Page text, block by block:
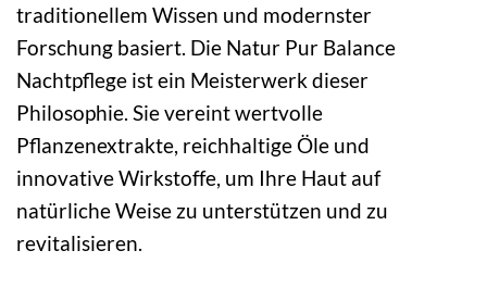
traditionellem Wissen und modernster
Forschung basiert. Die Natur Pur Balance
Nachtpflege ist ein Meisterwerk dieser
Philosophie. Sie vereint wertvolle
Pflanzenextrakte, reichhaltige Öle und
innovative Wirkstoffe, um Ihre Haut auf
natürliche Weise zu unterstützen und zu
revitalisieren.